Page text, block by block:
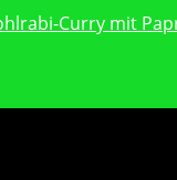
Curry mit